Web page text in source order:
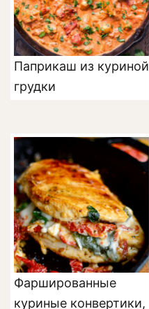
Паприкаш из куриной
грудки
Фаршированные
куриные конвертики,